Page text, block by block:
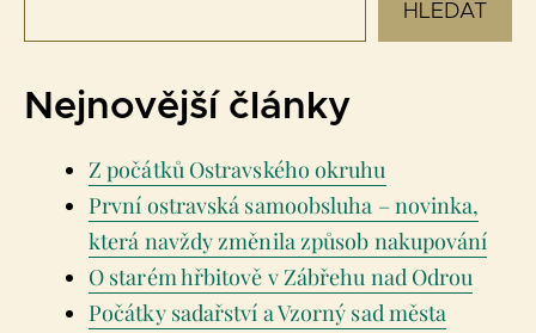
HLEDAT
Nejnovější články
Z počátků Ostravského okruhu
První ostravská samoobsluha – novinka,
která navždy změnila způsob nakupování
O starém hřbitově v Zábřehu nad Odrou
Počátky sadařství a Vzorný sad města